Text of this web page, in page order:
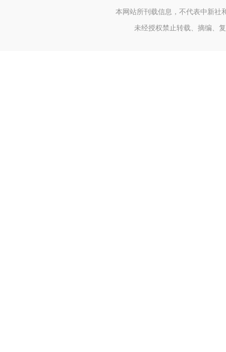
本网站所刊载信息，不代表中新社
未经授权禁止转载、摘编、